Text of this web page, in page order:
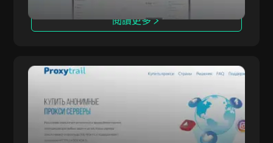
閱讀更多
ProxyTrail
ProxyTrail
ProxyTrail 是值得信賴的代理供應商，提供高速、
安全、匿名的代理服務，支援網頁抓取、SEO 監
控、社群媒體自動化與市場研究。擁有遍佈 100
多國的龐大 IP 池，確保企業與個人穩定不中斷的